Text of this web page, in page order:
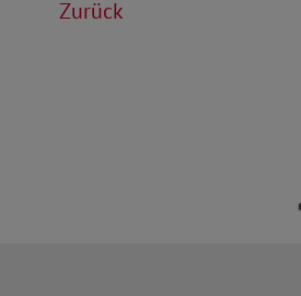
Zurück